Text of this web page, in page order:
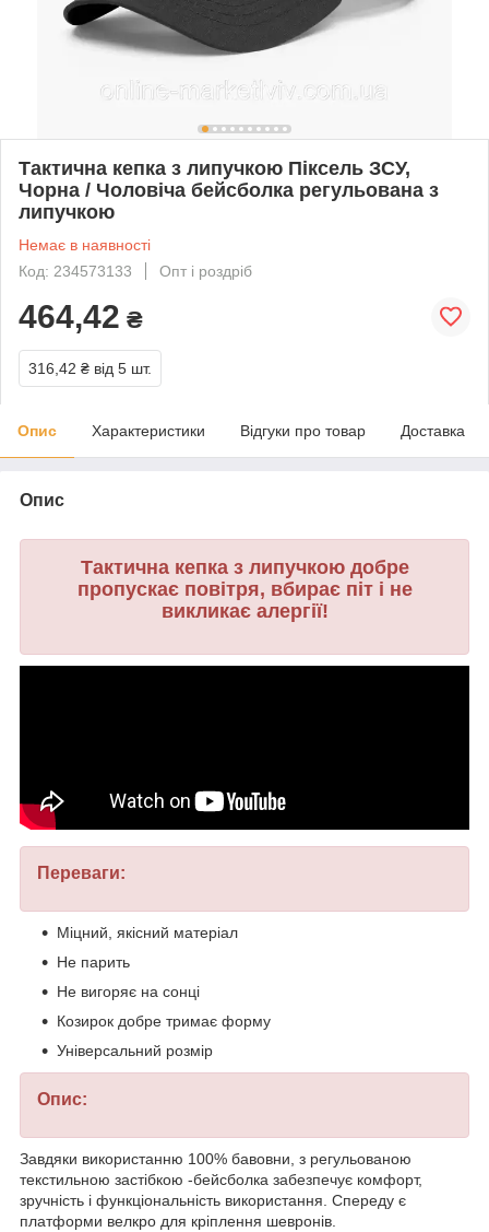
Тактична кепка з липучкою Піксель ЗСУ,
Чорна / Чоловіча бейсболка регульована з
липучкою
Немає в наявності
Код: 234573133
Опт і роздріб
464,42 ₴
316,42 ₴ від 5 шт.
Опис Характеристики Відгуки про товар Доставка
Опис
Тактична кепка з липучкою добре
пропускає повітря, вбирає піт і не
викликає алергії!
Переваги:
Міцний, якісний матеріал
Не парить
Не вигоряє на сонці
Козирок добре тримає форму
Універсальний розмір
Опис:
Завдяки використанню 100% бавовни, з регульованою
текстильною застібкою -бейсболка забезпечує комфорт,
зручність і функціональність використання. Спереду є
платформи велкро для кріплення шевронів.